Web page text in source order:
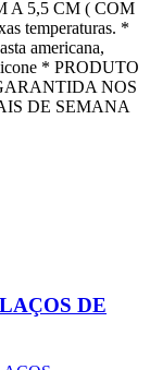
A 5,5 CM ( COM
temperaturas. *
americana,
* PRODUTO
NOS
DE SEMANA
DE